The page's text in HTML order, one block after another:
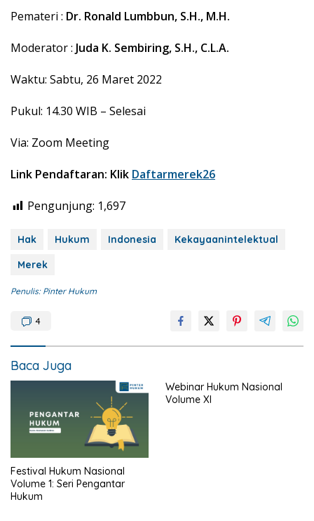
Pemateri : Dr. Ronald Lumbbun, S.H., M.H.
Moderator : Juda K. Sembiring, S.H., C.L.A.
Waktu: Sabtu, 26 Maret 2022
Pukul: 14.30 WIB – Selesai
Via: Zoom Meeting
Link Pendaftaran: Klik Daftarmerek26
Pengunjung: 1,697
Hak Hukum Indonesia
Kekayaanintelektual
Merek
Penulis: Pinter Hukum
4
Baca Juga
Festival Hukum Nasional
Volume 1: Seri Pengantar
Hukum
Webinar Hukum Nasional
Volume XI